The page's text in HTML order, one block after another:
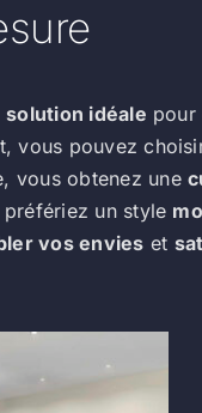
solution idéale pour
vous pouvez
vous obtenez une
un style
vos envies et